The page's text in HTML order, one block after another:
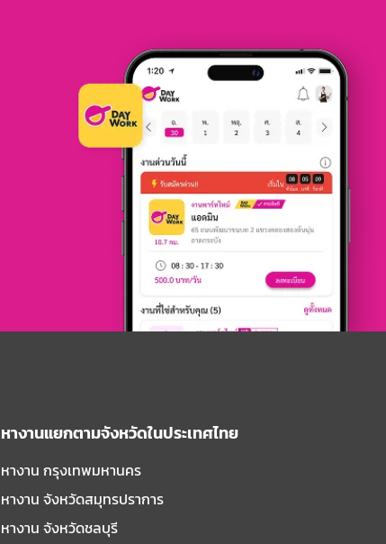
หางานแยกตามจังหวัดในประเทศไทย
หางาน กรุงเทพมหานคร
หางาน จังหวัดสมุทรปราการ
หางาน จังหวัดชลบุรี